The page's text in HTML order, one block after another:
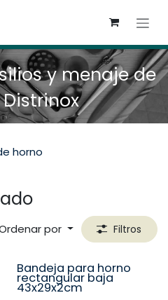
y menaje de
horno
por Filtros
Bandeja para horno
rectangular baja
43x29x2cm